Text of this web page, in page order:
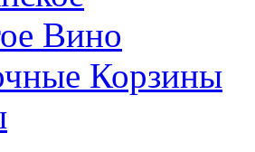
Вино
Корзины